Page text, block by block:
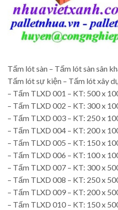
Tấm lót sàn – Tấm lót sàn sân
Tấm lót sự kiện – Tấm lót xây
– Tấm TLXD 001 – KT: 500 x
– Tấm TLXD 002 – KT: 300 x
– Tấm TLXD 003 – KT: 250 x
– Tấm TLXD 004 – KT: 200 x
– Tấm TLXD 005 – KT: 150 x
– Tấm TLXD 006 – KT: 100 x
– Tấm TLXD 007 – KT: 300 x
– Tấm TLXD 008 – KT: 250 x
– Tấm TLXD 009 – KT: 200 x
– Tấm TLXD 010 – KT: 150 x